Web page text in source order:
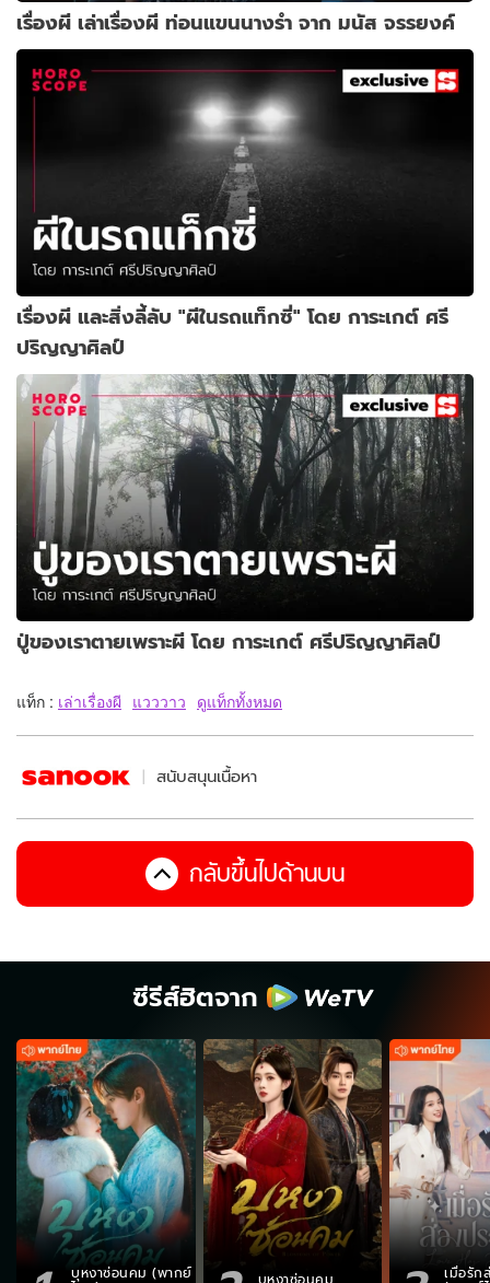
เรื่องผี เล่าเรื่องผี ท่อนแขนนางรำ จาก มนัส จรรยงค์
เรื่องผี และสิ่งลี้ลับ "ผีในรถแท็กซี่" โดย การะเกต์ ศรี
ปริญญาศิลป์
ปู่ของเราตายเพราะผี โดย การะเกต์ ศรีปริญญาศิลป์
แท็ก : เล่าเรื่องผี แวววาว ดูแท็กทั้งหมด
สนับสนุนเนื้อหา
กลับขึ้นไปด้านบน
ซีรีส์ฮิตจาก
บุหงาซ่อนคม (พากย์ เมื่อรัก